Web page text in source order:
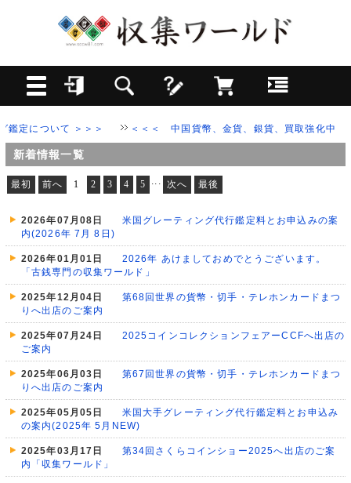
について ＞＞＞ ＜＜＜ 中国貨幣、金貨、銀貨、買取強化中 ＞＞
新着情報一覧
最初 前へ 1 2 3 4 5 次へ 最後
2026年07月08日
米国グレーティング代行鑑定料とお申込みの案
内(2026年 7月 8日)
2026年01月01日
2026年 あけましておめでとうございます。
「古銭専門の収集ワールド」
2025年12月04日
第68回世界の貨幣・切手・テレホンカードまつ
りへ出店のご案内
2025年07月24日
2025コインコレクションフェアーCCFへ出店の
ご案内
2025年06月03日
第67回世界の貨幣・切手・テレホンカードまつ
りへ出店のご案内
2025年05月05日
米国大手グレーティング代行鑑定料とお申込み
の案内(2025年 5月NEW)
2025年03月17日
第34回さくらコインショー2025へ出店のご案
内「収集ワールド」